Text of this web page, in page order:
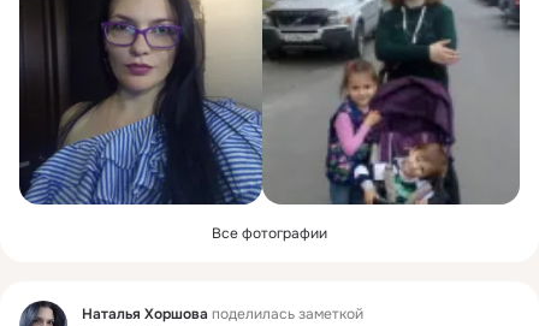
Все фотографии
Фид Наталья Хоршова поделилась заметкой